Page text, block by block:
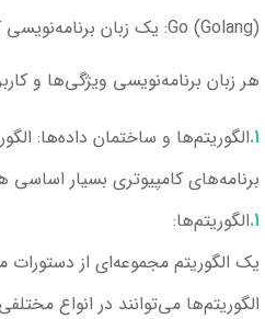
Go (Golang): یک زبان
هر زبان برنامه‌نویسی ویژگی‌ها و
الگوریتم‌ها و ساختمان داده‌ها:
برنامه‌های کامپیوتری بسیار اساسی
الگوریتم‌ها:
یک الگوریتم مجموعه‌ای از
الگوریتم‌ها می‌توانند در انواع